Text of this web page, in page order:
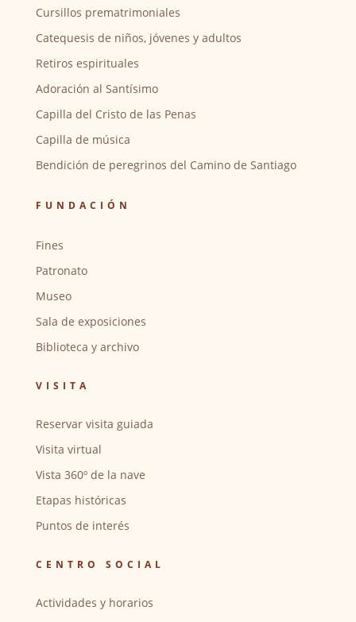
Cursillos prematrimoniales
Catequesis de niños, jóvenes y adultos
Retiros espirituales
Adoración al Santísimo
Capilla del Cristo de las Penas
Capilla de música
Bendición de peregrinos del Camino de Santiago
FUNDACIÓN
Fines
Patronato
Museo
Sala de exposiciones
Biblioteca y archivo
VISITA
Reservar visita guiada
Visita virtual
Vista 360º de la nave
Etapas históricas
Puntos de interés
CENTRO SOCIAL
Actividades y horarios